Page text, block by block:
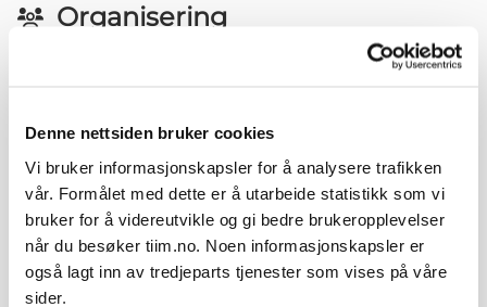
Denne nettsiden bruker cookies
Vi bruker informasjonskapsler for å analysere trafikken
vår. Formålet med dette er å utarbeide statistikk som vi
bruker for å videreutvikle og gi bedre brukeropplevelser
når du besøker tiim.no. Noen informasjonskapsler er
også lagt inn av tredjeparts tjenester som vises på våre
sider.
Organisering
1-20 repetisjoner -Ta hyppige pauser og tenk alltid
kroppskontrol, stor fart og eksplosivitet) i hver
repetisjoner. "Det er bedre med en bra enn mange
dårlig". Du kan trene dette 2-3 x pr uke. Ikke tren
med sårhet eller smerte.
Variasjoner